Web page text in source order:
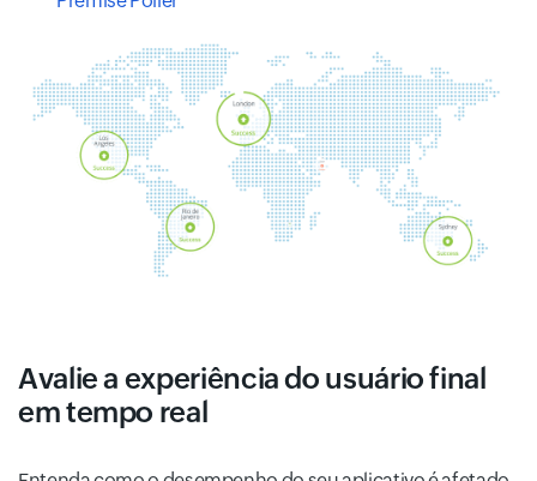
Avalie a experiência do usuário final
em tempo real